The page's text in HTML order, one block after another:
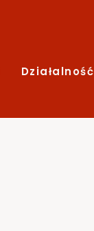
Działalność